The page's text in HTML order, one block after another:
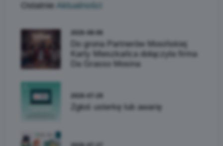
Ostatnie Aktualności
Do grona Partnerów Mosińskiej
Karty Mieszkańca dołączyła firma
Da Grasso Mosina
Zgłoś usterkę lub awarię